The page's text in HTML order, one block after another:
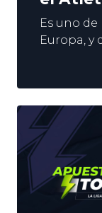
Es uno
Europa, y
martes.
Final de
tenemos
por lo
locales